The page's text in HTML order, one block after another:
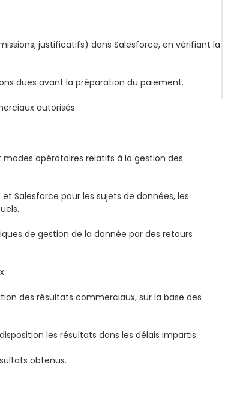
justificatifs) dans Salesforce, en vérifiant la
dues avant la préparation du paiement.
autorisés.
opératoires relatifs à la gestion des
Salesforce pour les sujets de données, les
de gestion de la donnée par des retours
des résultats commerciaux, sur la base des
les résultats dans les délais impartis.
obtenus.